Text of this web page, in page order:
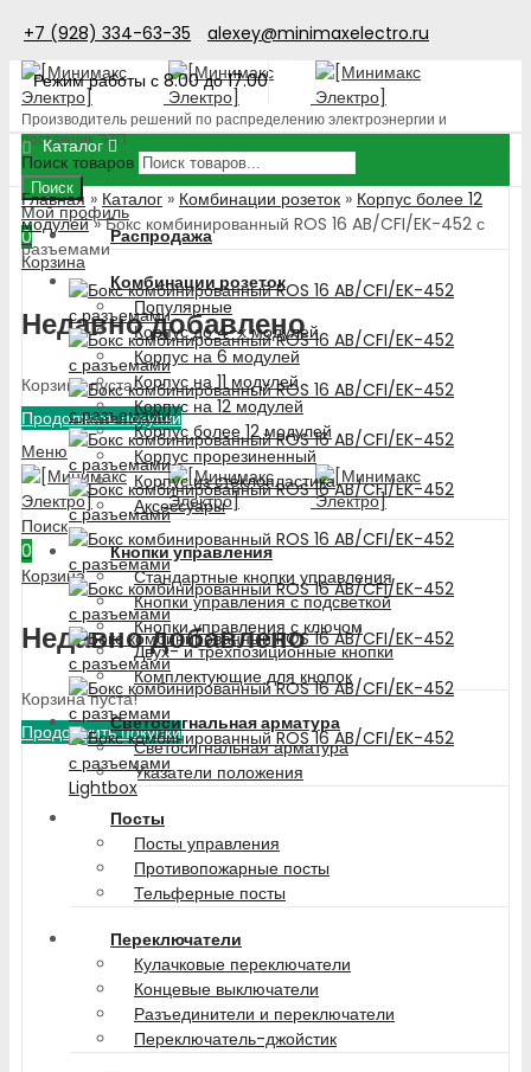
+7 (928) 334-63-35
alexey@minimaxelectro.ru
Режим работы с 8.00 до 17.00
Производитель решений по распределению электроэнергии и
поставщик ЭТП
Поиск товаров
Поиск
Мой профиль
0
Корзина
Недавно добавлено
Корзина пуста!
Продолжить покупки
Меню
Поиск
0
Корзина
Недавно добавлено
Корзина пуста!
Продолжить покупки
Каталог
Распродажа
Комбинации розеток
Популярные
Корпус до 4-х модулей
Корпус на 6 модулей
Корпус на 11 модулей
Корпус на 12 модулей
Корпус более 12 модулей
Корпус прорезиненный
Корпус из стеклопластика
Аксессуары
Кнопки управления
Стандартные кнопки управления
Кнопки управления с подсветкой
Кнопки управления с ключом
Двух- и трехпозиционные кнопки
Комплектующие для кнопок
Светосигнальная арматура
Светосигнальная арматура
Указатели положения
Посты
Посты управления
Противопожарные посты
Тельферные посты
Переключатели
Кулачковые переключатели
Концевые выключатели
Разъединители и переключатели
Переключатель-джойстик
Главная » Каталог » Комбинации розеток » Корпус более 12
модулей»Бокс комбинированный ROS 16 AB/CFI/EK-452 с
разъемами
Lightbox